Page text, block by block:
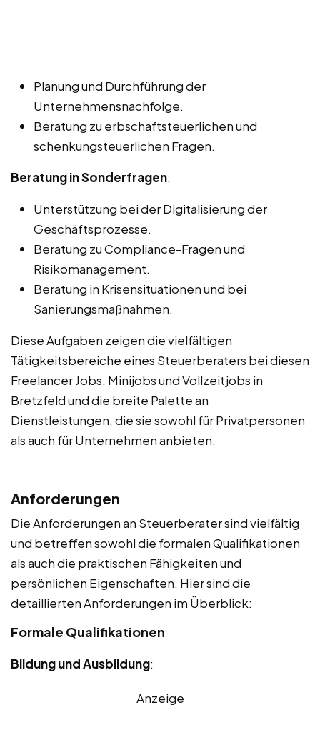
Planung und Durchführung der
Unternehmensnachfolge.
Beratung zu erbschaftsteuerlichen und
schenkungsteuerlichen Fragen.
Beratung in Sonderfragen:
Unterstützung bei der Digitalisierung der
Geschäftsprozesse.
Beratung zu Compliance-Fragen und
Risikomanagement.
Beratung in Krisensituationen und bei
Sanierungsmaßnahmen.
Diese Aufgaben zeigen die vielfältigen
Tätigkeitsbereiche eines Steuerberaters bei diesen
Freelancer Jobs, Minijobs und Vollzeitjobs in
Bretzfeld und die breite Palette an
Dienstleistungen, die sie sowohl für Privatpersonen
als auch für Unternehmen anbieten.
Anforderungen
Die Anforderungen an Steuerberater sind vielfältig
und betreffen sowohl die formalen Qualifikationen
als auch die praktischen Fähigkeiten und
persönlichen Eigenschaften. Hier sind die
detaillierten Anforderungen im Überblick:
Formale Qualifikationen
Bildung und Ausbildung:
Anzeige